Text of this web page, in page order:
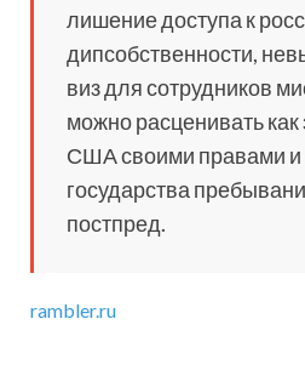
лишение доступа к
дипсобственности,
виз для сотрудников
можно расценивать
США своими правами и
государства
постпред.
rambler.ru